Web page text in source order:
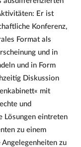
Er ist
Konferenz,
Format als
und in
und in Form
Diskussion
mit
und
Lösungen eintreten
zu einem
zu